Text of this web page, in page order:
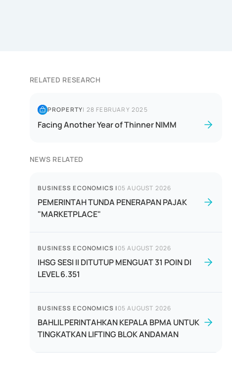
RELATED RESEARCH
PROPERTY| 28 FEBRUARY 2025
Facing Another Year of Thinner NIMM
NEWS RELATED
BUSINESS ECONOMICS |05 AUGUST 2026
PEMERINTAH TUNDA PENERAPAN PAJAK
"MARKETPLACE"
BUSINESS ECONOMICS |05 AUGUST 2026
IHSG SESI II DITUTUP MENGUAT 31 POIN DI
LEVEL 6.351
BUSINESS ECONOMICS |05 AUGUST 2026
BAHLIL PERINTAHKAN KEPALA BPMA UNTUK
TINGKATKAN LIFTING BLOK ANDAMAN